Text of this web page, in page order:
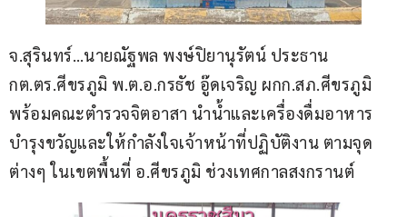
จ.สุรินทร์…นายณัฐพล พงษ์ปิยานุรัตน์ ประธาน
กต.ตร.ศีขรภูมิ พ.ต.อ.กรธัช อู๊ดเจริญ ผกก.สภ.ศีขรภูมิ
พร้อมคณะตำรวจจิตอาสา นำน้ำและเครื่องดื่มอาหาร
บำรุงขวัญและให้กำลังใจเจ้าหน้าที่ปฏิบัติงาน ตามจุด
ต่างๆ ในเขตพื้นที่ อ.ศีขรภูมิ ช่วงเทศกาลสงกรานต์